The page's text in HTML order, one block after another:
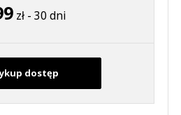
zł - 30 dni
dostęp